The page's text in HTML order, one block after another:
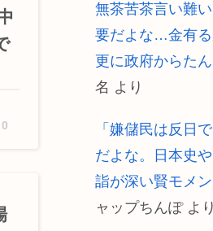
0
無茶苦茶言い難
要だよな…金有
更に政府からた
名 より
「嫌儲民は反日
だよな。日本史
詣が深い賢モメ
ャップちんぽより